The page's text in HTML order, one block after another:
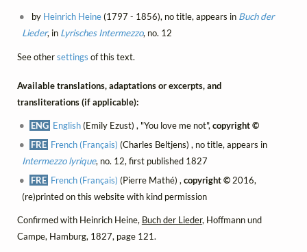
by Heinrich Heine(1797 - 1856), no title, appears in Buch der
Lieder, in Lyrisches Intermezzo, no. 12
See othersettings of this text.
Available translations, adaptations or excerpts, and
transliterations (if applicable):
ENG English(Emily Ezust) , "You love me not",copyright ©
FRE French (Français) (Charles Beltjens) , no title, appears in
Intermezzo lyrique, no. 12, first published 1827
FRE French (Français) (Pierre Mathé) ,copyright © 2016,
(re)printed on this website with kind permission
Confirmed with Heinrich Heine, Buch der Lieder, Hoffmann und
Campe, Hamburg, 1827, page 121.